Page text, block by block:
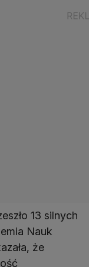
13 silnych
Nauk
że